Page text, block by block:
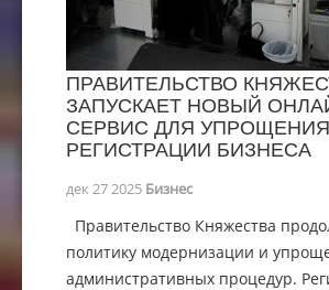
ПРАВИТЕЛЬСТВО
ЗАПУСКАЕТ НОВЫЙ
СЕРВИС ДЛЯ УПРОЩЕНИЯ
РЕГИСТРАЦИИ БИЗНЕСА
дек 27 2025 Бизнес
Правительство Княжества
политику модернизации и
административных процедур.